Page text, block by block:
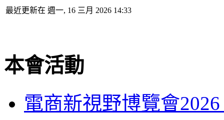
最近更新在 週一, 16 三月 2026 14:33
本會活動
電商新視野博覽會